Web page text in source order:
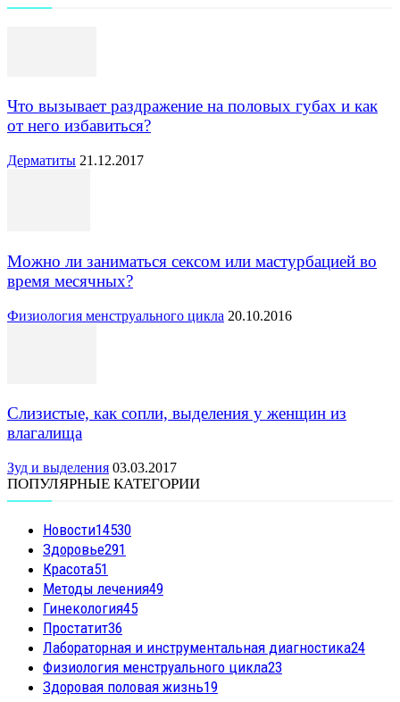
Что вызывает раздражение на половых губах и как
от него избавиться?
Дерматиты 21.12.2017
Можно ли заниматься сексом или мастурбацией во
время месячных?
Физиология менструального цикла 20.10.2016
Слизистые, как сопли, выделения у женщин из
влагалища
Зуд и выделения 03.03.2017
ПОПУЛЯРНЫЕ КАТЕГОРИИ
Новости14530
Здоровье291
Красота51
Методы лечения49
Гинекология45
Простатит36
Лабораторная и инструментальная диагностика24
Физиология менструального цикла23
Здоровая половая жизнь19